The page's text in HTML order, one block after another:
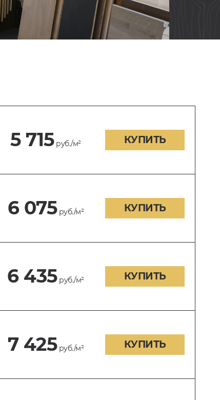
5 715руб./м² КУПИТЬ
6 075руб./м² КУПИТЬ
6 435руб./м² КУПИТЬ
7 425руб./м² КУПИТЬ